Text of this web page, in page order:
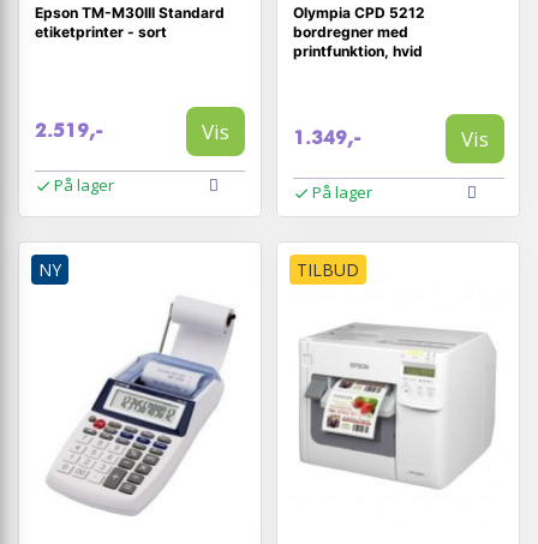
Epson TM-M30III Standard
etiketprinter - sort
2.519,- Vis
På lager
Olympia CPD 5212
bordregner med
printfunktion, hvid
1.349,- Vis
På lager
NY TILBUD